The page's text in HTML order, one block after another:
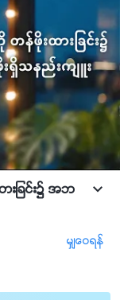
းျခင္း၌ အဘ
မွ်ေဝရန္